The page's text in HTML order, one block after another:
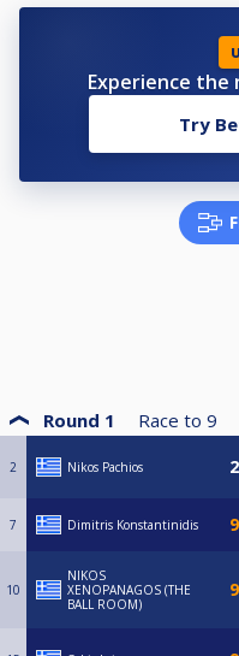
• 1 ΤΕΛΑΡΟ ΠΡΟΘΕΡΜΑΝΣΗ Ο
• Ο ΚΑΘΕ ΠΑΙΚΤΗΣ ΠΡΕΠΕΙ ΝΑ
ΠΡΟΓΡΑΜΜΑΤΙΣΜΕΝΗ ΩΡΑ ΤΟΥ
* ΘΑ ΥΠΑΡΧΕΙ ΛΙΣΤΑ ΑΝΑΜΟΝΗΣ
ΠΕΡΙΠΤΩΣΗ ΑΚΥΡΩΣΗΣ ΠΑΙΧΤΗ
• ΧΡΕΩΣΗ ΜΠΙΛΙΑΡΔΟΥ ΣΤΟΝ
• Η ΚΛΗΡΩΣΗ ΤΟΥ ΤΟΥΡΝΟΥΑ ΘΑ
ΤΗΛΕΦΩΝΟ ΕΠΙΚΟΙΝΩΝΙΑΣ ΓΙΑ
ΝΤΙΝΟΣ ΧΑΤΖΗΚΩΣΤΑΣ -
Experience the
Try
Round 1 Race to 9
2 Nikos Pachios
7 Dimitris Konstantinidis
10
NIKOS
XENOPANAGOS (THE
BALL ROOM)